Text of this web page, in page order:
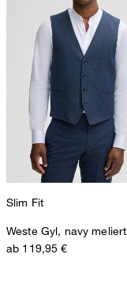
Slim Fit
Weste Gyl, navy meliert
ab 119,95 €